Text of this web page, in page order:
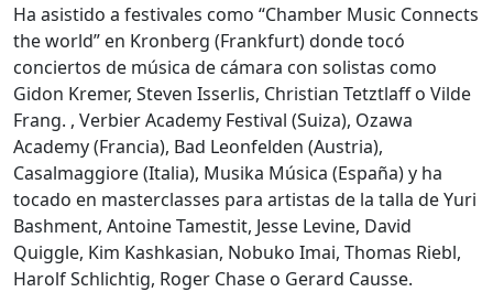
Ha asistido a festivales como “Chamber Music Connects
the world” en Kronberg (Frankfurt) donde tocó
conciertos de música de cámara con solistas como
Gidon Kremer, Steven Isserlis, Christian Tetztlaff o Vilde
Frang. , Verbier Academy Festival (Suiza), Ozawa
Academy (Francia), Bad Leonfelden (Austria),
Casalmaggiore (Italia), Musika Música (España) y ha
tocado en masterclasses para artistas de la talla de Yuri
Bashment, Antoine Tamestit, Jesse Levine, David
Quiggle, Kim Kashkasian, Nobuko Imai, Thomas Riebl,
Harolf Schlichtig, Roger Chase o Gerard Causse.